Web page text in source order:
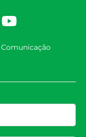
Comunicação